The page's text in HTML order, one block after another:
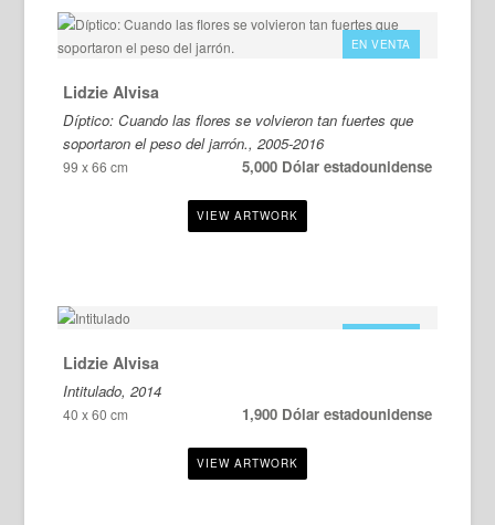
EN VENTA
Lidzie Alvisa
Díptico: Cuando las flores se volvieron tan fuertes que
soportaron el peso del jarrón., 2005-2016
99 x 66 cm 5,000 Dólar estadounidense
Lidzie Alvisa
Intitulado, 2014
40 x 60 cm 1,900 Dólar estadounidense